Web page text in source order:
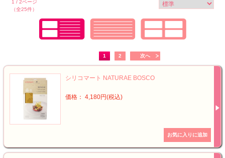
1 / 2ページ
（全25件）
1 2 次へ
シリコマート NATURAE BOSCO
価格： 4,180円(税込)